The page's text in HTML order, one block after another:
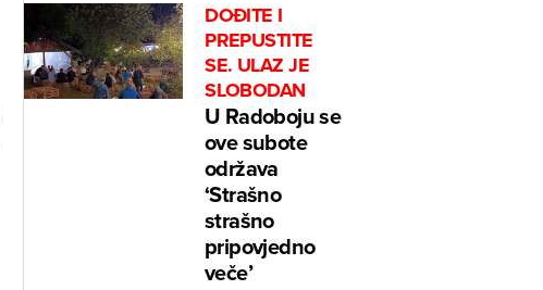
DOĐITE I
PREPUSTITE
SE. ULAZ JE
SLOBODAN
U Radoboju se
ove subote
održava
‘Strašno
strašno
pripovjedno
veče’